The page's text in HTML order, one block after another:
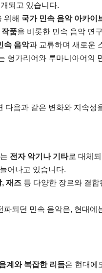
되고 있습니다.
위해 국가 민속 음악 아카이
작품을 비롯한 민속 음악 연
속 음악과 교류하며 새로운
헝가리어와 루마니아어의
음과 같은 변화와 지속성
전자 악기나 기타로 대체
어나고 있습니다.
, 재즈 등 다양한 장르와 결
파되던 민속 음악은, 현대에
계와 복잡한 리듬은 현대에